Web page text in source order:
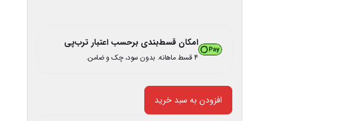
امکان قسط‌بندی برحسب اعتبار ترب‌پی
۴ قسط ماهانه. بدون سود، چک و ضامن.
افزودن به سبد خرید